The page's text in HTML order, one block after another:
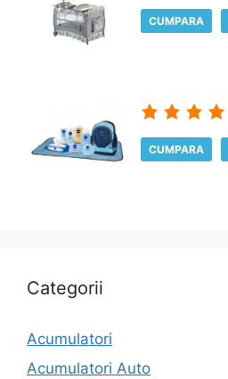
CUMPARA
CUMPARA
Categorii
Acumulatori
Acumulatori Auto